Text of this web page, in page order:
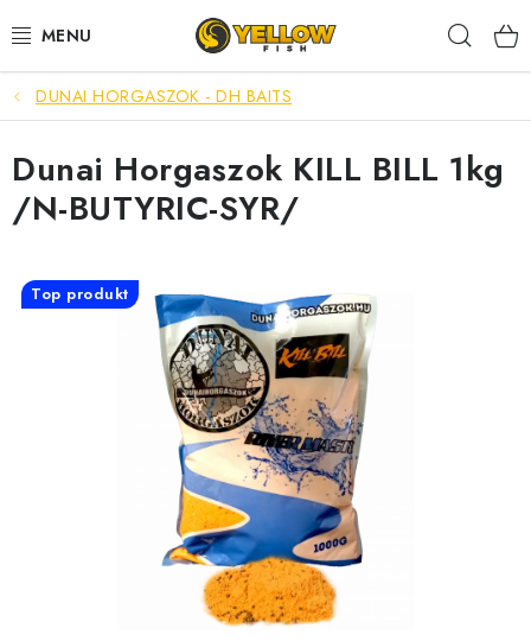
na
NOVINKY 2026
LETNÉ ZĽAVY
HALDORADO
PRÚTY
KRMIVÁ,NÁSTRAHY
BIŽUTERIA-DOPLNKY
DUNAI HORGASZOK - DH BAITS
Dunai Horgaszok KILL BILL 1kg
/N-BUTYRIC-SYR/
Top produkt